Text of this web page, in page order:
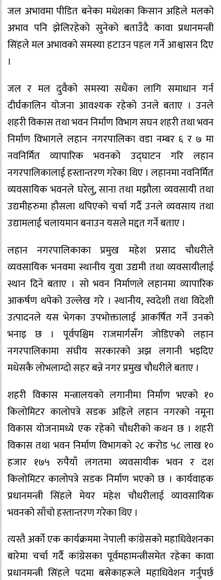
जल अभावमा पीडित बनेका मधेशका किसान अहिले मलको
अभाव पनि झेलिरहेको सुनेको बताउँदै कावा प्रधानमन्त्री
सिंहले मल अभावको समस्या हटाउन पहल गर्ने आश्वासन दिए
।
जल र मल दुवैको समस्या सधैंका लागि समाधान गर्न
दीर्घकालिन योजना आवश्यक रहेको उनले बताए । उनले
शहरी विकास तथा भवन निर्माण विभाग सघन शहरी तथा भवन
निर्माण विभागले लहान नगरपालिका वडा नम्बर ६ र ७ मा
नवनिर्मित व्यापारिक भवनको उद्घाटन गरि लहान
नगरपालिकालाई हस्तान्तरण गरेका थिए । लहानमा नवनिर्मित
व्यवसायिक भवनले घरेलु, साना तथा मझौला व्यवसायी तथा
उद्यमीहरुमा हौसला थपिएको चर्चा गर्दै उनले व्यवसाय तथा
उद्यामलाई चलायमान बनाउन यसले मद्दत गर्ने बताए ।
लहान नगरपालिकाका प्रमुख महेश प्रसाद चौधरीले
व्यवसायिक भनवमा स्थानीय युवा उद्यमी तथा व्यवसायीलाई
स्थान दिने बताए । सो भवन निर्माणले लहानमा व्यापारिक
आकर्षण थपेको उल्लेख गरे । स्थानीय, स्वदेशी तथा विदेशी
उत्पादनले यस भेगका उपभोक्तालाई आकर्षित गर्ने उनको
भनाइ छ । पूर्वपश्चिम राजमार्गसँग जोडिएको लहान
नगरपालिकामा संघीय सरकारको अझ लगानी भइदिए
मधेसकै लोभलाग्दो सहर बन्ने नगर प्रमुख चौधरीले बताए ।
शहरी विकास मन्त्रालयको लगानीमा निर्माण भएको १०
किलोमिटर कालोपत्रे सडक अहिले लहान नगरको नमूना
विकास योजनामध्ये एक रहेको चौधरीको कथन छ । शहरी
विकास तथा भवन निर्माण विभागको २८ करोड ५८ लाख १०
हजार १७५ रुपैयाँ लगतमा व्यवसायीक भवन र दश
किलोमिटर कालोपत्रे सडक निर्माण भएको छ । कार्यवाहक
प्रधानमन्त्री सिंहले मेयर महेश चौधरीलाई व्यावसायिक
भवनको साँचो हस्तान्तरण गरेका थिए ।
त्यस्तै अर्को एक कार्यक्रममा नेपाली कांग्रेसको महाधिवेशनका
बारेमा चर्चा गर्दै कांग्रेसका पूर्वमहामन्त्रीसमेत रहेका कावा
प्रधानमन्त्री सिंहले पदमा बसेकाहरूले महाधिवेशन गर्नुपर्छ